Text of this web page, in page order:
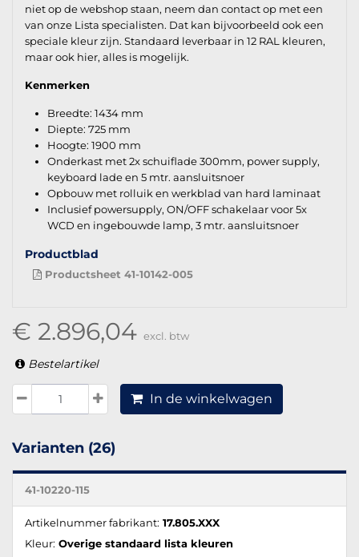
niet op de webshop staan, neem dan contact op met een
van onze Lista specialisten. Dat kan bijvoorbeeld ook een
speciale kleur zijn. Standaard leverbaar in 12 RAL kleuren,
maar ook hier, alles is mogelijk.
Kenmerken
Breedte: 1434 mm
Diepte: 725 mm
Hoogte: 1900 mm
Onderkast met 2x schuiflade 300mm, power supply,
keyboard lade en 5 mtr. aansluitsnoer
Opbouw met rolluik en werkblad van hard laminaat
Inclusief powersupply, ON/OFF schakelaar voor 5x
WCD en ingebouwde lamp, 3 mtr. aansluitsnoer
Productblad
Productsheet 41-10142-005
€ 2.896,04 excl. btw
Bestelartikel
In de winkelwagen
Varianten (26)
41-10220-115
Artikelnummer fabrikant: 17.805.XXX
Kleur: Overige standaard lista kleuren